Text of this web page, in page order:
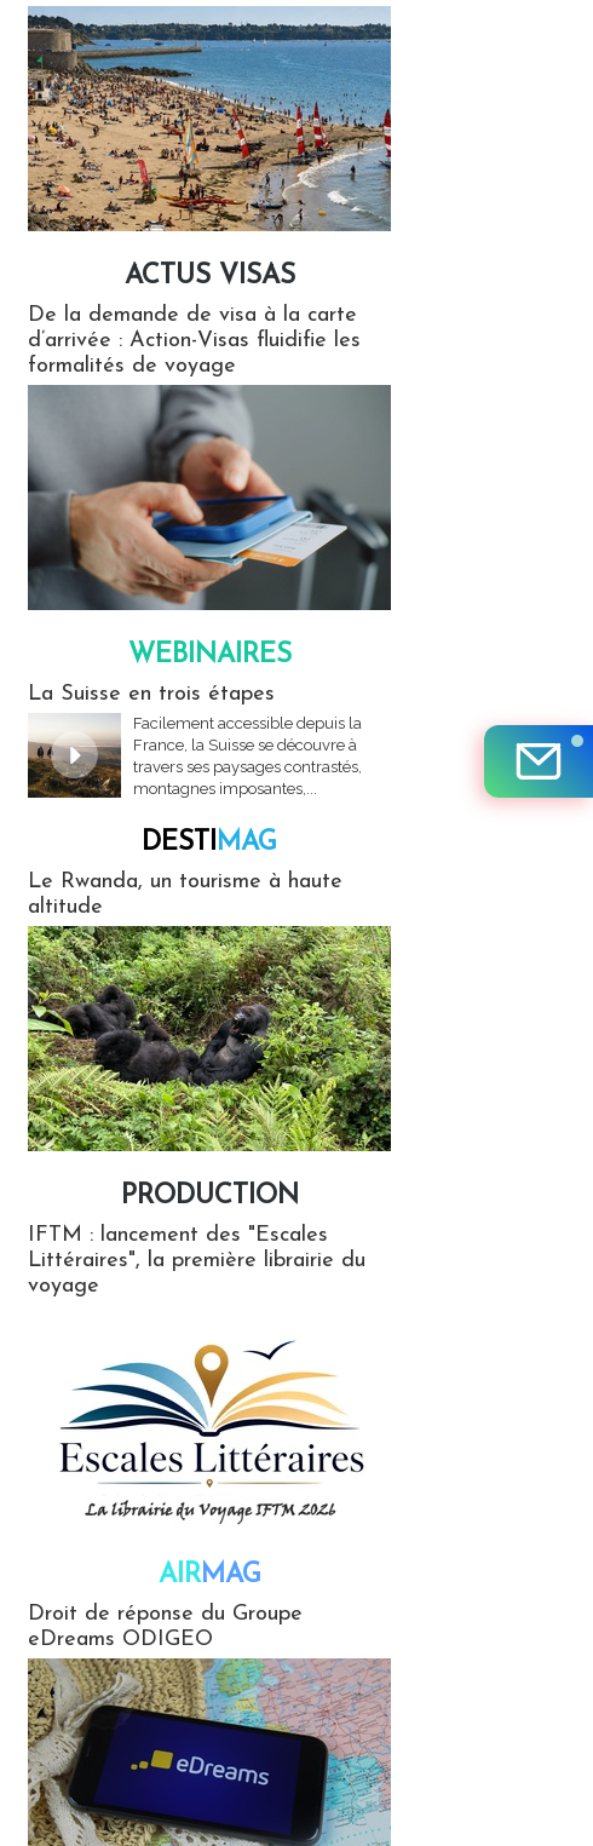
ACTUS VISAS
De la demande de visa à la carte
d’arrivée : Action-Visas fluidifie les
formalités de voyage
WEBINAIRES
La Suisse en trois étapes
Facilement accessible depuis la
France, la Suisse se découvre à
travers ses paysages contrastés,
montagnes imposantes,...
DESTIMAG
Le Rwanda, un tourisme à haute
altitude
PRODUCTION
IFTM : lancement des "Escales
Littéraires", la première librairie du
voyage
AIRMAG
Droit de réponse du Groupe
eDreams ODIGEO